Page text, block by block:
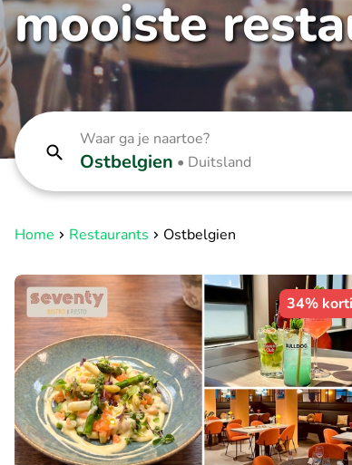
mooiste
Waar ga je naartoe?
Ostbelgien • Duitsland
Home Restaurants Ostbelgien
34%